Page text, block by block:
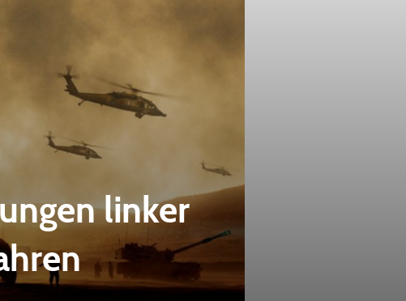
linker